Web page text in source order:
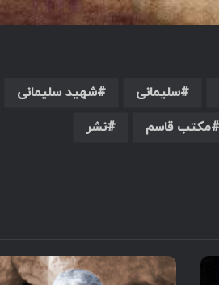
سلیمانی
شهید سلیمانی
مکتب قاسم نشر